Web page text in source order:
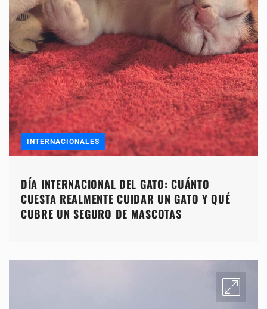
INTERNACIONALES
DÍA INTERNACIONAL DEL GATO: CUÁNTO
CUESTA REALMENTE CUIDAR UN GATO Y QUÉ
CUBRE UN SEGURO DE MASCOTAS